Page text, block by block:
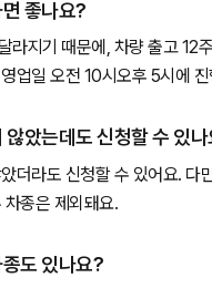
좋나요?
라지기 때문에, 차량 출고 12
업일 오전 10시오후 5시에
않았는데도 신청할 수 있
더라도 신청할 수 있어요.
차종은 제외돼요.
도 있나요?